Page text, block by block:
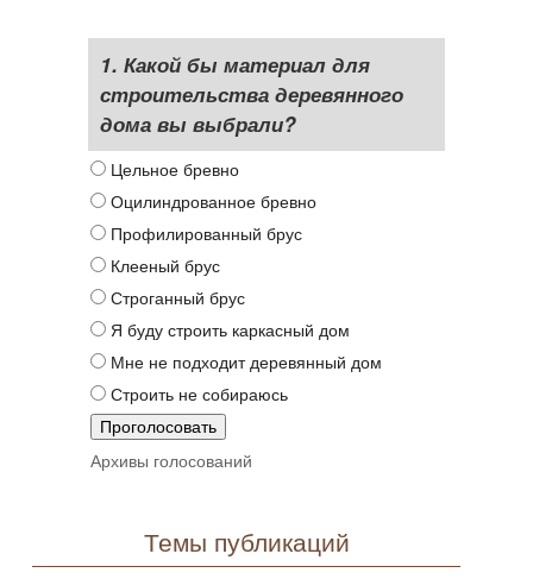
1. Какой бы материал для
строительства деревянного
дома вы выбрали?
Цельное бревно
Оцилиндрованное бревно
Профилированный брус
Клееный брус
Строганный брус
Я буду строить каркасный дом
Мне не подходит деревянный дом
Строить не собираюсь
Архивы голосований
Темы публикаций